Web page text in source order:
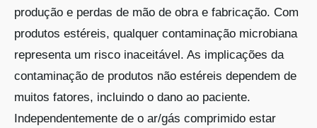
produção e perdas de mão de obra e fabricação. Com
produtos estéreis, qualquer contaminação microbiana
representa um risco inaceitável. As implicações da
contaminação de produtos não estéreis dependem de
muitos fatores, incluindo o dano ao paciente.
Independentemente de o ar/gás comprimido estar